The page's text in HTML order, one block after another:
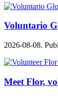
Voluntario
2026-08-08.
Meet Flor,